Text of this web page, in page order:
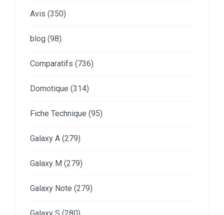
Avis (350)
blog (98)
Comparatifs (736)
Domotique (314)
Fiche Technique (95)
Galaxy A (279)
Galaxy M (279)
Galaxy Note (279)